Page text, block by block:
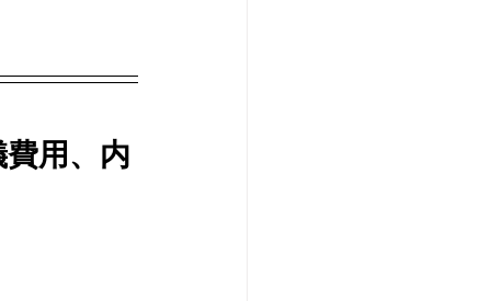
用、内